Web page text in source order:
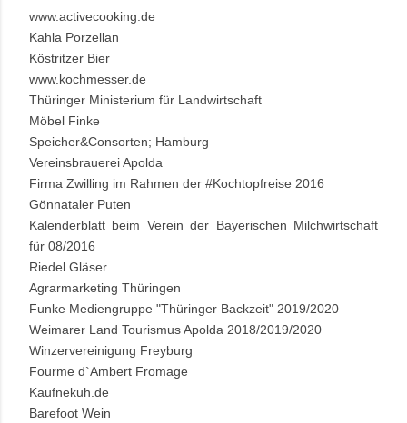
www.activecooking.de
Kahla Porzellan
Köstritzer Bier
www.kochmesser.de
Thüringer Ministerium für Landwirtschaft
Möbel Finke
Speicher&Consorten; Hamburg
Vereinsbrauerei Apolda
Firma Zwilling im Rahmen der #Kochtopfreise 2016
Gönnataler Puten
Kalenderblatt beim Verein der Bayerischen Milchwirtschaft
für 08/2016
Riedel Gläser
Agrarmarketing Thüringen
Funke Mediengruppe "Thüringer Backzeit" 2019/2020
Weimarer Land Tourismus Apolda 2018/2019/2020
Winzervereinigung Freyburg
Fourme d`Ambert Fromage
Kaufnekuh.de
Barefoot Wein